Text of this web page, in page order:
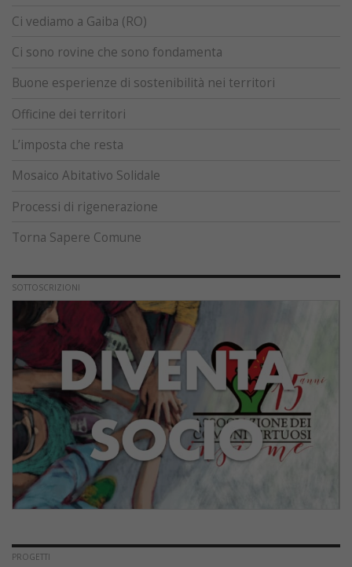
Ci vediamo a Gaiba (RO)
Ci sono rovine che sono fondamenta
Buone esperienze di sostenibilità nei territori
Officine dei territori
L’imposta che resta
Mosaico Abitativo Solidale
Processi di rigenerazione
Torna Sapere Comune
SOTTOSCRIZIONI
PROGETTI